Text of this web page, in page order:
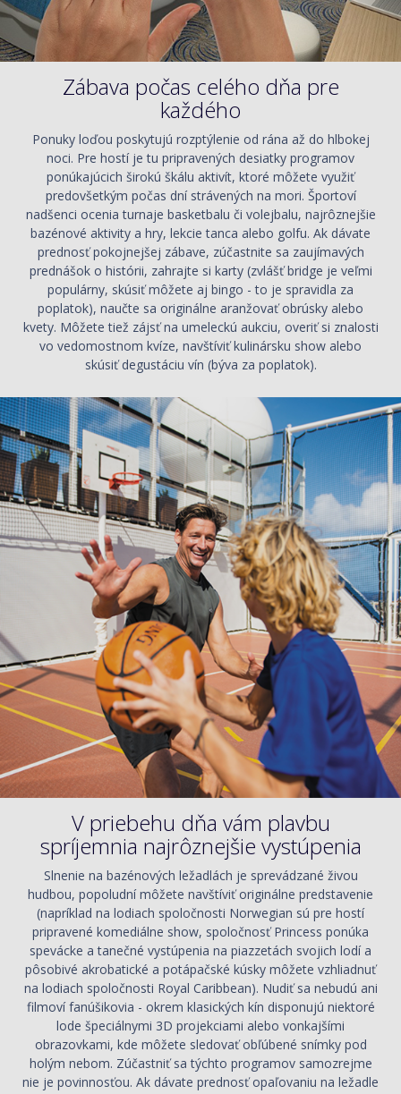
Zábava počas celého dňa pre
každého
Ponuky loďou poskytujú rozptýlenie od rána až do hlbokej
noci. Pre hostí je tu pripravených desiatky programov
ponúkajúcich širokú škálu aktivít, ktoré môžete využiť
predovšetkým počas dní strávených na mori. Športoví
nadšenci ocenia turnaje basketbalu či volejbalu, najrôznejšie
bazénové aktivity a hry, lekcie tanca alebo golfu. Ak dávate
prednosť pokojnejšej zábave, zúčastnite sa zaujímavých
prednášok o histórii, zahrajte si karty (zvlášť bridge je veľmi
populárny, skúsiť môžete aj bingo - to je spravidla za
poplatok), naučte sa originálne aranžovať obrúsky alebo
kvety. Môžete tiež zájsť na umeleckú aukciu, overiť si znalosti
vo vedomostnom kvíze, navštíviť kulinársku show alebo
skúsiť degustáciu vín (býva za poplatok).
V priebehu dňa vám plavbu
spríjemnia najrôznejšie vystúpenia
Slnenie na bazénových ležadlách je sprevádzané živou
hudbou, popoludní môžete navštíviť originálne predstavenie
(napríklad na lodiach spoločnosti Norwegian sú pre hostí
pripravené komediálne show, spoločnosť Princess ponúka
spevácke a tanečné vystúpenia na piazzetách svojich lodí a
pôsobivé akrobatické a potápačské kúsky môžete vzhliadnuť
na lodiach spoločnosti Royal Caribbean). Nudiť sa nebudú ani
filmoví fanúšikovia - okrem klasických kín disponujú niektoré
lode špeciálnymi 3D projekciami alebo vonkajšími
obrazovkami, kde môžete sledovať obľúbené snímky pod
holým nebom. Zúčastniť sa týchto programov samozrejme
nie je povinnosťou. Ak dávate prednosť opaľovaniu na ležadle